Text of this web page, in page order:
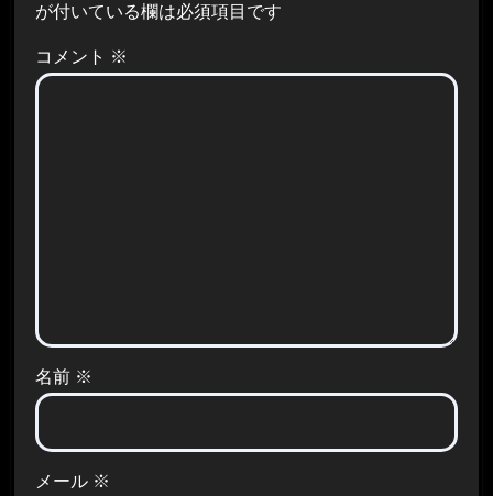
が付いている欄は必須項目です
コメント ※
名前 ※
メール ※